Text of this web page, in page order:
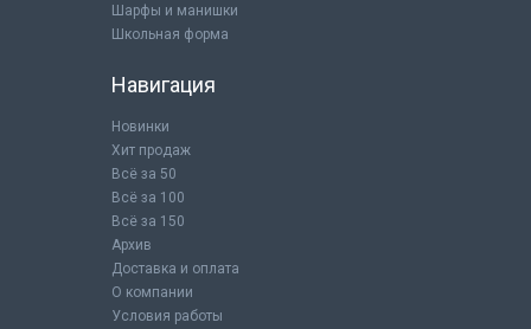
Шарфы и манишки
Школьная форма
Навигация
Новинки
Хит продаж
Всё за 50
Всё за 100
Всё за 150
Архив
Доставка и оплата
О компании
Условия работы